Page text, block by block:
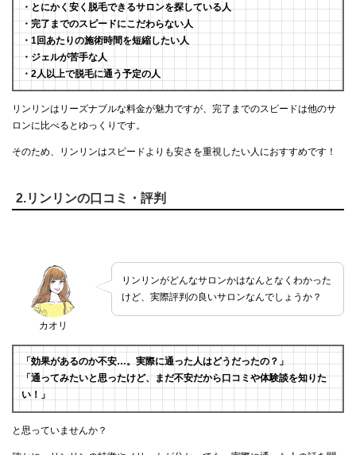
・とにかく安く脱毛できるサロンを探している人
・完了までのスピードにこだわらない人
・1回あたりの施術時間を短縮したい人
・ジェルが苦手な人
・2人以上で脱毛に通う予定の人
リンリンはリーズナブルな料金が魅力ですが、完了までのスピードは他のサ
ロンに比べるとゆっくりです。
そのため、リンリンはスピードよりも安さを重視したい人におすすめです！
2.リンリンの口コミ・評判
カオリ
リンリンがどんなサロンかはなんとなくわかった
けど、実際評判の良いサロンなんでしょうか？
「効果があるのか不安…。実際に通った人はどうだったの？」
「通ってみたいと思ったけど、まだ不安だから口コミや体験談を知りた
い！」
と思っていませんか？